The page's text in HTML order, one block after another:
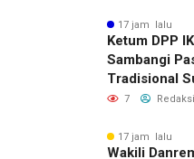
17 jam lalu
Ketum DPP
Sambangi
Tradisional
Akhiri
ISTIMEWA
7 Redaksi
17 jam lalu
Wakili